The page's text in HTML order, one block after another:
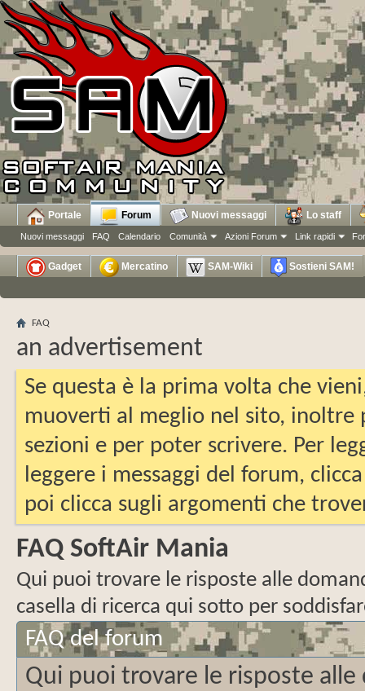
Portale Forum
Nuovi messaggi FAQ Calendario Comunità Azioni Forum Link rapidi
Nuovi messaggi Lo staff
Gadget Mercatino SAM-Wiki Sostieni SAM!
FAQ
an advertisement
Se questa è la prima volta che
muoverti al meglio nel sito, inoltre
sezioni e per poter scrivere. Per
leggere i messaggi del forum,
poi clicca sugli argomenti che
FAQ SoftAir Mania
Qui puoi trovare le risposte alle
casella di ricerca qui sotto per
FAQ del forum
Qui puoi trovare le risposte